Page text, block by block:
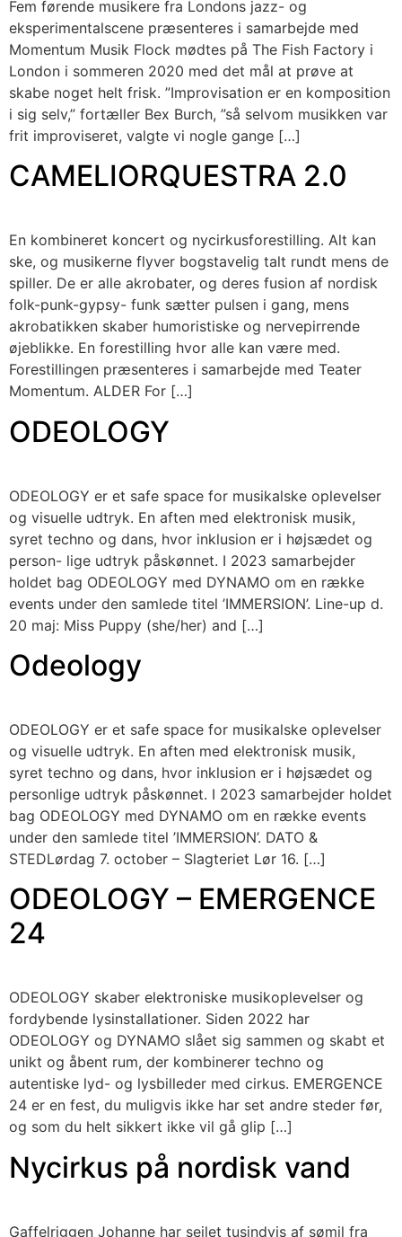
Fem førende musikere fra Londons jazz- og
eksperimentalscene præsenteres i samarbejde med
Momentum Musik Flock mødtes på The Fish Factory i
London i sommeren 2020 med det mål at prøve at
skabe noget helt frisk. ”Improvisation er en komposition
i sig selv,” fortæller Bex Burch, ”så selvom musikken var
frit improviseret, valgte vi nogle gange […]
CAMELIORQUESTRA 2.0
En kombineret koncert og nycirkusforestilling. Alt kan
ske, og musikerne flyver bogstavelig talt rundt mens de
spiller. De er alle akrobater, og deres fusion af nordisk
folk-punk-gypsy- funk sætter pulsen i gang, mens
akrobatikken skaber humoristiske og nervepirrende
øjeblikke. En forestilling hvor alle kan være med.
Forestillingen præsenteres i samarbejde med Teater
Momentum. ALDER For […]
ODEOLOGY
ODEOLOGY er et safe space for musikalske oplevelser
og visuelle udtryk. En aften med elektronisk musik,
syret techno og dans, hvor inklusion er i højsædet og
person- lige udtryk påskønnet. I 2023 samarbejder
holdet bag ODEOLOGY med DYNAMO om en række
events under den samlede titel ’IMMERSION’. Line-up d.
20 maj: Miss Puppy (she/her) and […]
Odeology
ODEOLOGY er et safe space for musikalske oplevelser
og visuelle udtryk. En aften med elektronisk musik,
syret techno og dans, hvor inklusion er i højsædet og
personlige udtryk påskønnet. I 2023 samarbejder holdet
bag ODEOLOGY med DYNAMO om en række events
under den samlede titel ’IMMERSION’. DATO &
STEDLørdag 7. october – Slagteriet Lør 16. […]
ODEOLOGY – EMERGENCE
24
ODEOLOGY skaber elektroniske musikoplevelser og
fordybende lysinstallationer. Siden 2022 har
ODEOLOGY og DYNAMO slået sig sammen og skabt et
unikt og åbent rum, der kombinerer techno og
autentiske lyd- og lysbilleder med cirkus. EMERGENCE
24 er en fest, du muligvis ikke har set andre steder før,
og som du helt sikkert ikke vil gå glip […]
Nycirkus på nordisk vand
Gaffelriggen Johanne har sejlet tusindvis af sømil fra